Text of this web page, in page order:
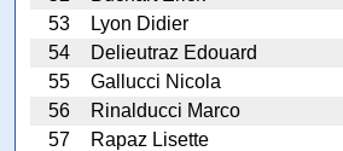
53
Lyon Didier
54
Delieutraz Edouard
55
Gallucci Nicola
56
Rinalducci Marco
57
Rapaz Lisette